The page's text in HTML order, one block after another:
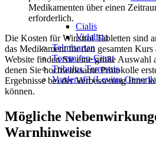
Cialis
Vidalista
Telmisartan
Toremifen-Citrat
Tribulus Terrestris
Vardenafil (Levitra
Medikamenten über einen
erforderlich.
Die Kosten für Winstrol Tabletten sind
das Medikament für den gesamten
Website finden Sie eine große Auswahl
denen Sie hochwirksame Protokolle
Ergebnisse bei der Verbesserung Ihrer
können.
Mögliche
Warnhinweise